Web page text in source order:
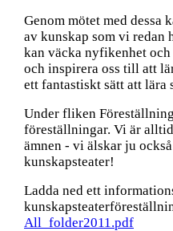
Genom mötet med
av kunskap som vi redan
kan väcka nyfikenhet och
och inspirera oss till att
ett fantastiskt sätt att lära
Under fliken
föreställningar. Vi är
ämnen - vi älskar ju
kunskapsteater!
Ladda ned ett
All_folder2011.pdf